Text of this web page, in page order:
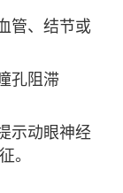
管、结节或
孔阻滞
示动眼神经
。